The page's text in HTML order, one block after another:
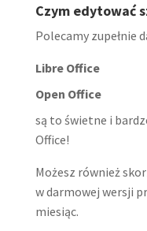
Czym edytować
Polecamy zupełnie
Libre Office
Open Office
są to świetne i
Office!
Możesz również
w darmowej wersji
miesiąc.